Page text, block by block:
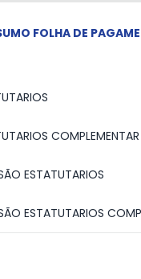
FOLHA DE
COMPLEMENTAR
ESTATUTARIOS
ESTATUTARIOS